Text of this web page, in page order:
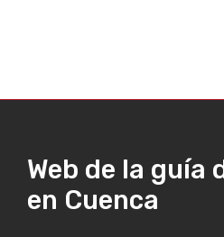
Web de la guía
en Cuenca